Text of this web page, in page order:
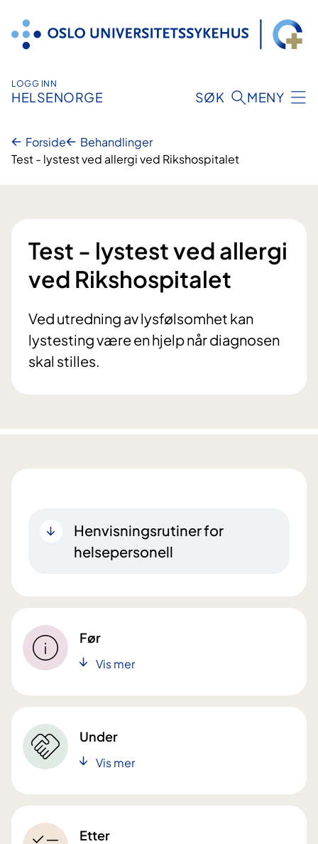
innhold
LOGG INN
HELSENORGE SØK MENY
Forside
Behandlinger
Test - lystest ved allergi ved Rikshospitalet
Test - lystest ved allergi
ved Rikshospitalet
Ved utredning av lysfølsomhet kan
lystesting være en hjelp når diagnosen
skal stilles.
Henvisningsrutiner for
helsepersonell
Før
Vis mer
Under
Vis mer
Etter